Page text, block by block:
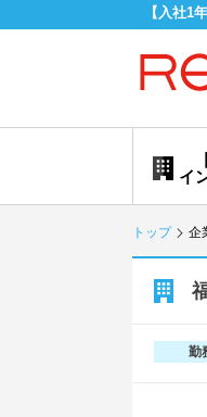
【入社1
イ
トップ 企
勤